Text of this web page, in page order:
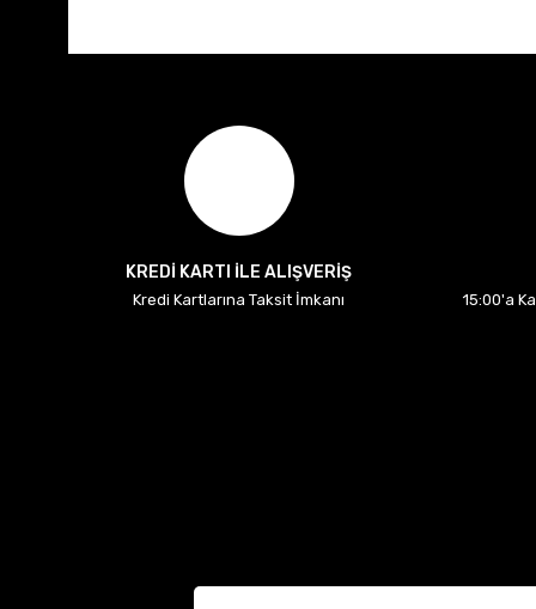
KREDİ KARTI İLE ALIŞVERİŞ
Kredi Kartlarına Taksit İmkanı
15:00'a